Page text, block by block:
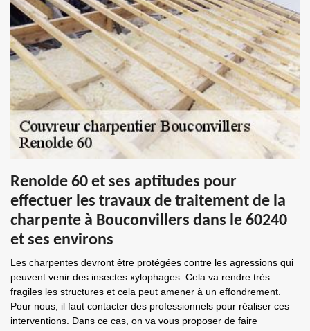
Renolde 60 et ses aptitudes pour
effectuer les travaux de traitement de la
charpente à Bouconvillers dans le 60240
et ses environs
Les charpentes devront être protégées contre les agressions qui
peuvent venir des insectes xylophages. Cela va rendre très
fragiles les structures et cela peut amener à un effondrement.
Pour nous, il faut contacter des professionnels pour réaliser ces
interventions. Dans ce cas, on va vous proposer de faire